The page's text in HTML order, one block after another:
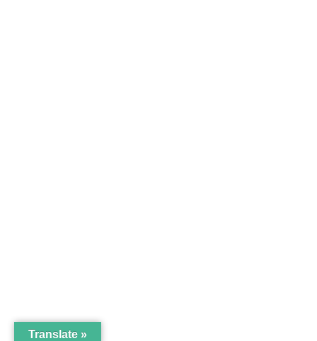
Translate »